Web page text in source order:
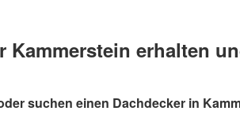
Kammerstein erhalten
suchen einen Dachdecker in